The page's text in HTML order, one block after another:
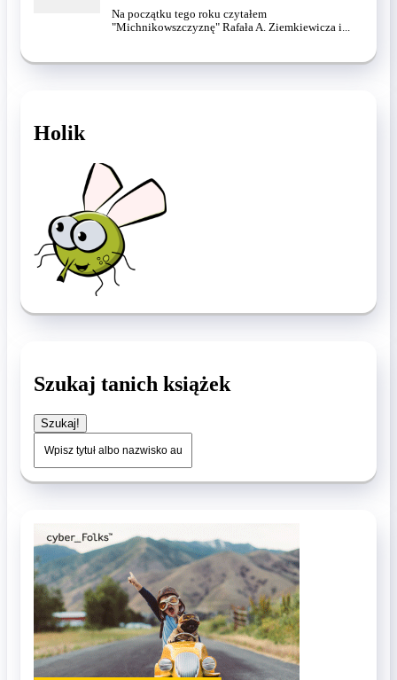
Na początku tego roku czytałem
"Michnikowszczyznę" Rafała A. Ziemkiewicza i...
Holik
Szukaj tanich książek
Szukaj!